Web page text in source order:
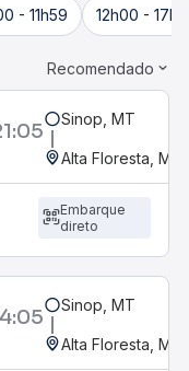
- 11h59 12h00 -
Recomendado
Sinop, MT
Alta Floresta, MT
Embarque
direto
Sinop, MT
Alta Floresta, MT